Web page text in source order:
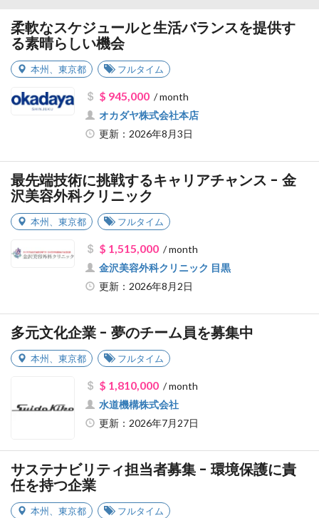
柔軟なスケジュールと生活バランスを提供す
る素晴らしい機会
本州 東京都 フルタイム
$ 945,000/ month
オカダヤ株式会社本店
更新：2026年8月3日
最先端技術に挑戦するキャリアチャンス - 金
沢美容外科クリニック
本州 東京都 フルタイム
$ 1,515,000/ month
金沢美容外科クリニック 目黒
更新：2026年8月2日
多元文化企業 - 夢のチーム員を募集中
本州 東京都 フルタイム
$ 1,810,000/ month
水道機構株式会社
更新：2026年7月27日
サステナビリティ担当者募集 - 環境保護に責
任を持つ企業
本州 東京都 フルタイム